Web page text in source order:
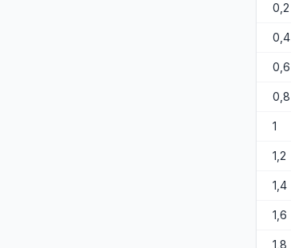
0,2
0,4
0,6
0,8
1
1,2
1,4
1,6
1,8